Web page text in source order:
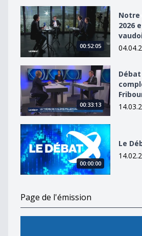
Notre débat sur les JO 2026 et
00:52:05
Notre
2026
Débat pour l&#039;élection
00:33:13
Le Débat du 14.02.18
00:00:00
Le
Page de l'émission